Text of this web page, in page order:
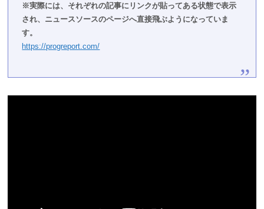
※実際には、それぞれの記事にリンクが貼ってある状態で表示
され、ニュースソースのページへ直接飛ぶようになっていま
す。
https://progreport.com/